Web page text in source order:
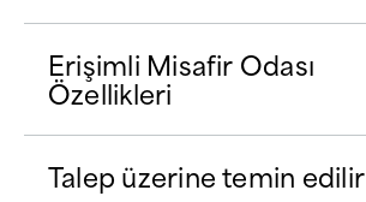
Erişimli Misafir Odası
Özellikleri
Talep üzerine temin edilir